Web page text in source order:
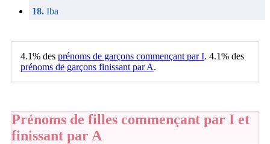
18. Iba
4.1% des prénoms de garçons commençant par I. 4.1% des
prénoms de garçons finissant par A.
Prénoms de filles commençant par I et
finissant par A